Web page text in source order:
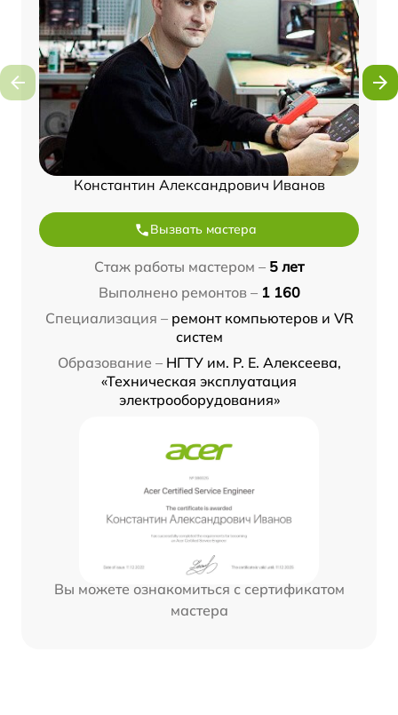
Константин Александрович Иванов
Вызвать мастера
Стаж работы мастером – 5 лет
Выполнено ремонтов – 1 160
Специализация – ремонт компьютеров и VR
систем
Образование – НГТУ им. Р. Е. Алексеева,
«Техническая эксплуатация
электрооборудования»
Вы можете ознакомиться с сертификатом
мастера